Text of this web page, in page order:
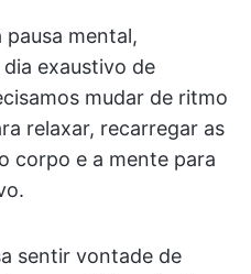
pausa mental,
exaustivo de
mudar de ritmo
relaxar, recarregar as
corpo e a mente para
sentir vontade de